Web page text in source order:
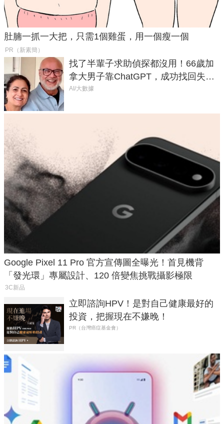
肚腩一抓一大把，只需1個雞蛋，用一個瘦一個
PR（新素簡）
找了半輩子求助偵探都沒用！66歲加
拿大男子靠ChatGPT，成功找回失散
50年家人
AI/大數據
Google Pixel 11 Pro 官方宣傳圖全曝光！首見機背
「發光環」專屬設計、120 倍變焦挑戰攝影極限
3C新品
立即諮詢HPV！是對自己健康最好的
投資，把握現在不嫌晚！
PR（台灣癌症基金會）